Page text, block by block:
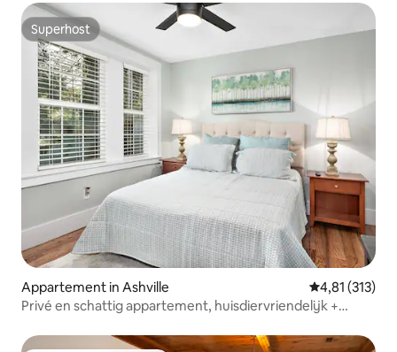
Superhost
Superhost
Appartement in Ashville Gemiddelde
4,81 (313)
Privé en schattig appartement, huisdiervriendelijk +